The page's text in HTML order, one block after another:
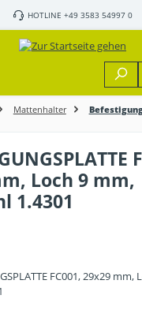
HOTLINE +49 3583 54997 0
Mattenhalter
Loch 9 mm,
1.4301